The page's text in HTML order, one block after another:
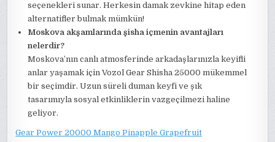
seçenekleri sunar. Herkesin damak zevkine hitap eden
alternatifler bulmak mümkün!
Moskova akşamlarında şisha içmenin avantajları
nelerdir?
Moskova’nın canlı atmosferinde arkadaşlarınızla keyifli
anlar yaşamak için Vozol Gear Shisha 25000 mükemmel
bir seçimdir. Uzun süreli duman keyfi ve şık
tasarımıyla sosyal etkinliklerin vazgeçilmezi haline
geliyor.
Gear Power 20000 Mango Pinapple Grapefruit